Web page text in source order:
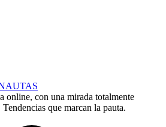
online, con una mirada totalmente
que marcan la pauta.